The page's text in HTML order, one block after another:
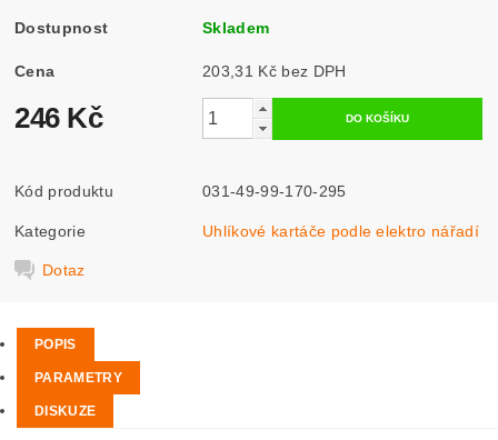
Dostupnost Skladem
Cena 203,31 Kč bez DPH
246 Kč
Kód produktu 031-49-99-170-295
Kategorie Uhlíkové kartáče podle elektro nářadí
Dotaz
POPIS
PARAMETRY
DISKUZE